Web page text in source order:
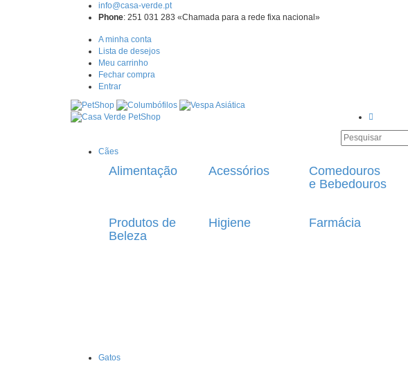
info@casa-verde.pt
Phone: 251 031 283 «Chamada para a rede fixa nacional»
A minha conta
Lista de desejos
Meu carrinho
Fechar compra
Entrar
Cães
Alimentação Acessórios
Comedouros
e Bebedouros
Produtos de
Beleza
Higiene Farmácia
Gatos